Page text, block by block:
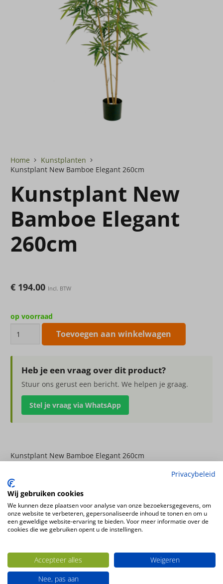
Home
Kunstplanten
Kunstplant New Bamboe Elegant 260cm
Kunstplant New
Bamboe Elegant
260cm
€ 194.00 Incl. BTW
op voorraad
Bamboe
Elegant
260cm
aantal
Toevoegen aan winkelwagen
Heb je een vraag over dit product?
Stuur ons gerust een bericht. We helpen je graag.
Stel je vraag via WhatsApp
Kunstplant New Bamboe Elegant 260cm
Hoogte
260cm
Kleur
groen
Bamboe
Productsoort
kunstplanten
Privacybeleid
Wij gebruiken cookies
We kunnen deze plaatsen voor analyse van onze bezoekersgegevens, om
onze website te verbeteren, gepersonaliseerde inhoud te tonen en om u
een geweldige website-ervaring te bieden. Voor meer informatie over de
cookies die we gebruiken opent u de instellingen.
Accepteer alles
Weigeren
Nee, pas aan